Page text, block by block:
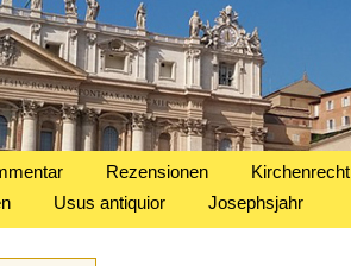
Rezensionen Kirchenrecht
Usus antiquior Josephsjahr